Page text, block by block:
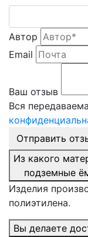
Автор
Email
Ваш отзыв
Вся
Отправить
Из какого
подземные
Изделия
полиэтилена.
Вы делаете